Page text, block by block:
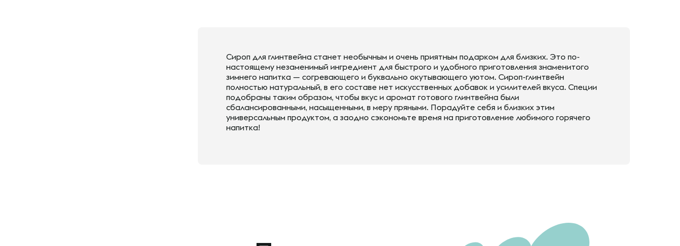
Сироп для глинтвейна станет необычным и очень приятным подарком для близких. Это по-
настоящему незаменимый ингредиент для быстрого и удобного приготовления знаменитого
зимнего напитка — согревающего и буквально окутывающего уютом. Сироп-глинтвейн
полностью натуральный, в его составе нет искусственных добавок и усилителей вкуса. Специи
подобраны таким образом, чтобы вкус и аромат готового глинтвейна были
сбалансированными, насыщенными, в меру пряными. Порадуйте себя и близких этим
универсальным продуктом, а заодно сэкономьте время на приготовление любимого горячего
напитка!